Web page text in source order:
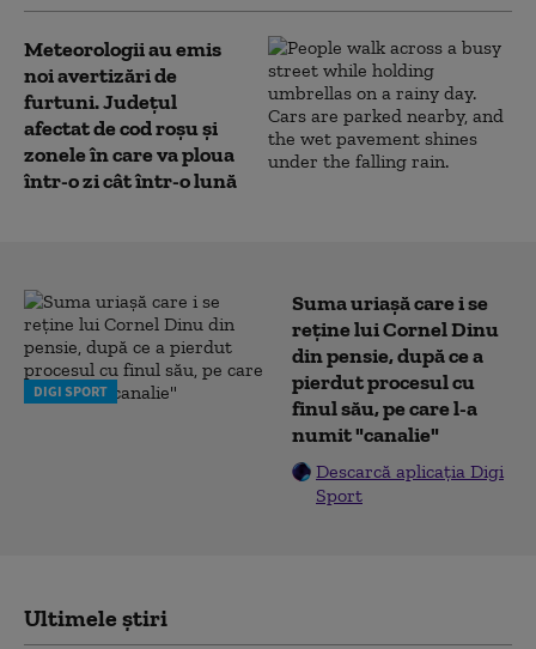
Meteorologii au emis
noi avertizări de
furtuni. Județul
afectat de cod roșu și
zonele în care va ploua
într-o zi cât într-o lună
DIGI SPORT
Suma uriașă care i se
reține lui Cornel Dinu
din pensie, după ce a
pierdut procesul cu
finul său, pe care l-a
numit "canalie"
Descarcă aplicația Digi
Sport
Ultimele știri